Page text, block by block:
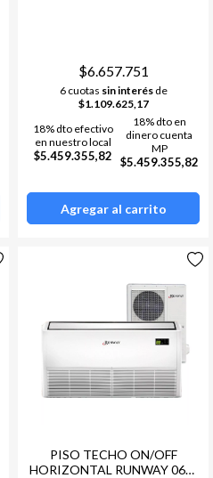
$6.657.751
6 cuotas sin interésde
$1.109.625,17
18% dto efectivo
en nuestro local
$5.459.355,82
18% dto en
dinero cuenta
MP
$5.459.355,82
Agregar al carrito
PISO TECHO ON/OFF
HORIZONTAL RUNWAY 060-